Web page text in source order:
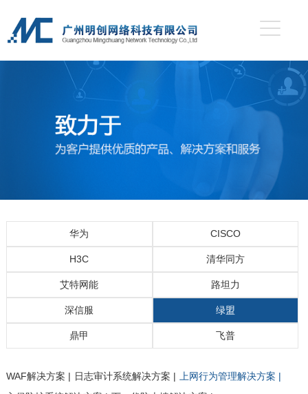
华为 CISCO
H3C 清华同方
艾特网能 路坦力
深信服 绿盟
鼎甲 飞普
交换机 |
路由器 |
网络安全 |
无线网络 |
光传输网 |
路由器 |
交换机 |
安全设备 |
无线网络 |
远程会议系统 |
交换机产品 |
无线产品 |
安全产品 |
路由器产品 |
铜缆系列产品 |
配线架系列产品 |
光缆系列产品 |
UPS产品 |
精密空调产品 |
Nutanix_路坦力 |
NGAF下一代防火墙 |
AC上网行为管理/SG上网优化 |
SSL/IPSEC VPN |
AD应用交付 |
aDesk桌面虚拟化 |
WAC无线系统 |
MIG一体化网关 |
WOC广域网加速 |
APM应用性能管理 |
WAF解决方案 | 日志审计系统解决方案 |
上网行为管理解决方案 |